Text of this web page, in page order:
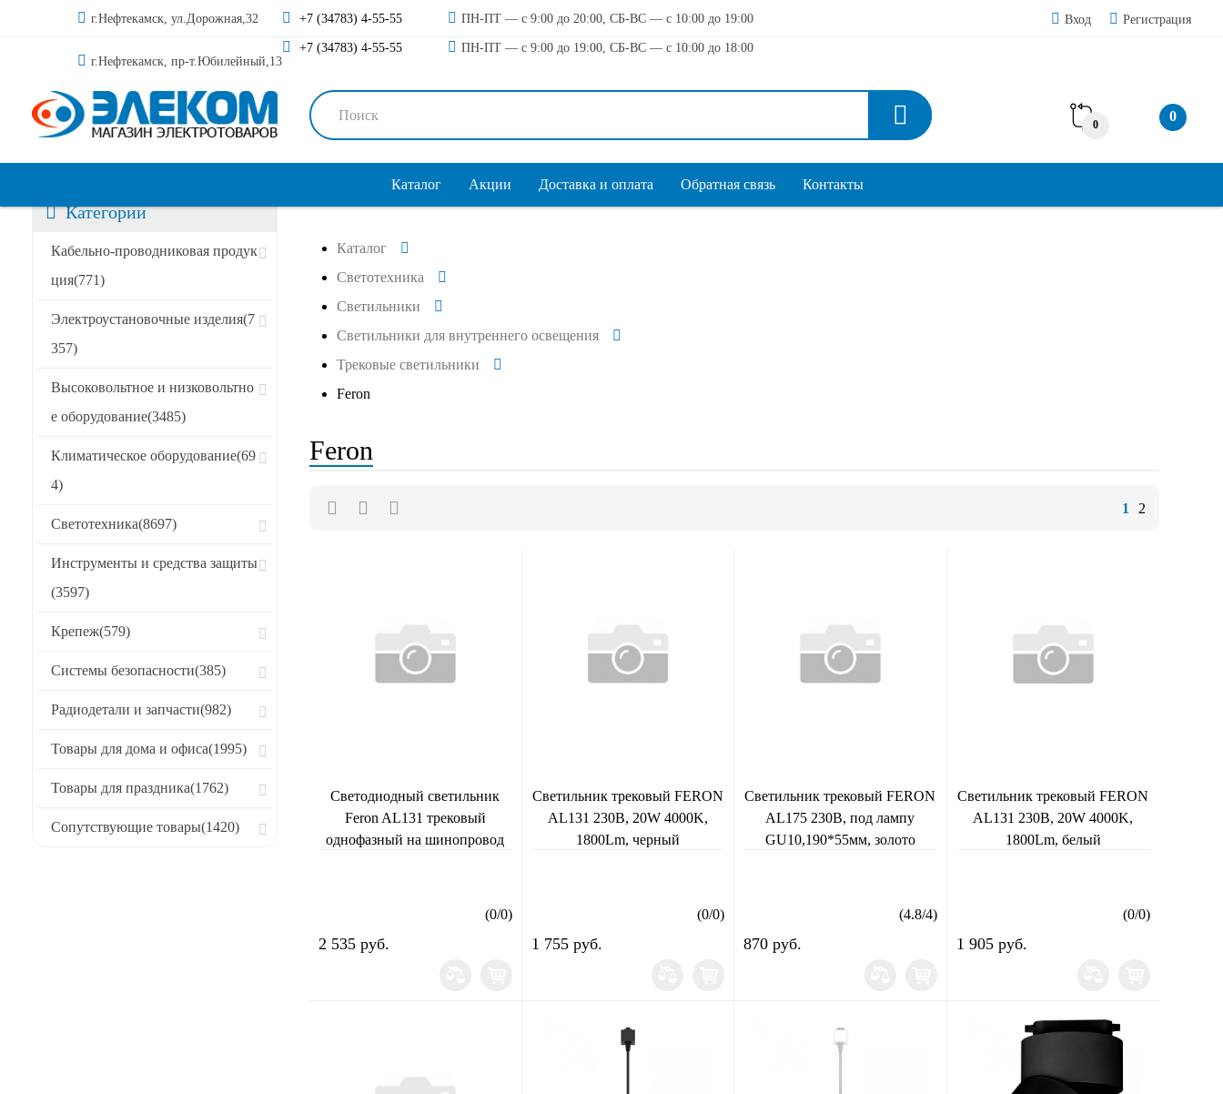
г.Нефтекамск, ул.Дорожная,32
г.Нефтекамск, пр-т.Юбилейный,13
+7 (34783) 4-55-55
+7 (34783) 4-55-55
ПН-ПТ — с 9:00 до 20:00, СБ-ВС — с 10:00 до 19:00
ПН-ПТ — с 9:00 до 19:00, СБ-ВС — с 10:00 до 18:00
Вход Регистрация
0
0
Каталог Акции Доставка и оплата Обратная связь Контакты
Категории
Кабельно-проводниковая продук
ция(771)
Электроустановочные изделия(7
357)
Высоковольтное и низковольтно
е оборудование(3485)
Климатическое оборудование(69
4)
Светотехника(8697)
Инструменты и средства защиты
(3597)
Крепеж(579)
Системы безопасности(385)
Радиодетали и запчасти(982)
Товары для дома и офиса(1995)
Товары для праздника(1762)
Сопутствующие товары(1420)
Сортировать по:
Специальные предложения
Акции
Новинки
Каталог
Светотехника
Светильники
Светильники для внутреннего освещения
Трековые светильники
Feron
Feron
1 2
Светодиодный светильник
Feron AL131 трековый
однофазный на шинопровод
(0/0)
2 535 руб.
Светильник трековый FERON
AL131 230В, 20W 4000K,
1800Lm, черный
(0/0)
1 755 руб.
Светильник трековый FERON
AL175 230В, под лампу
GU10,190*55мм, золото
(4.8/4)
870 руб.
Светильник трековый FERON
AL131 230В, 20W 4000K,
1800Lm, белый
(0/0)
1 905 руб.